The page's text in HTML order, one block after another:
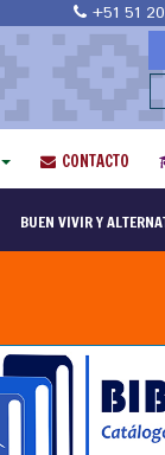
+51 51
CONTACTO
BUEN VIVIR Y